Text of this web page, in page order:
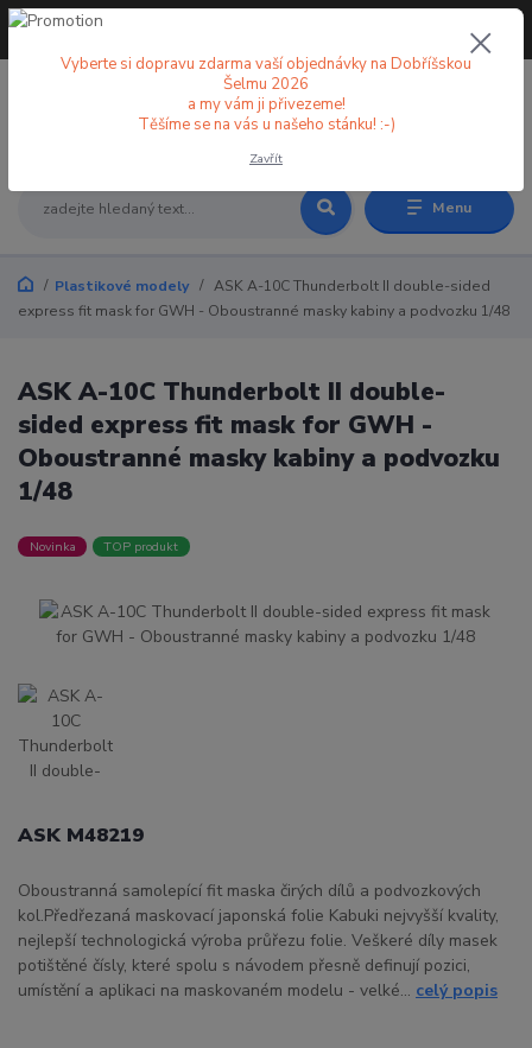
Menu
+420 773 998 582
Plastikové modely
ASK A-10C Thunderbolt II double-sided
express fit mask for GWH - Oboustranné masky kabiny a podvozku 1/48
ASK A-10C Thunderbolt II double-
sided express fit mask for GWH -
Oboustranné masky kabiny a podvozku
1/48
Novinka TOP produkt
ASK M48219
Oboustranná samolepící fit maska čirých dílů a podvozkových
kol.Předřezaná maskovací japonská folie Kabuki nejvyšší kvality,
nejlepší technologická výroba průřezu folie. Veškeré díly masek
potištěné čísly, které spolu s návodem přesně definují pozici,
umístění a aplikaci na maskovaném modelu - velké... celý popis
Vyberte si dopravu zdarma vaší objednávky na Dobříšskou
Šelmu 2026
a my vám ji přivezeme!
Těšíme se na vás u našeho stánku! :-)
Zavřít